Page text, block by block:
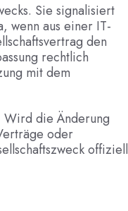
Sie signalisiert
wenn aus einer IT-
den
rechtlich
mit dem
Wird die Änderung
oder
offiziell